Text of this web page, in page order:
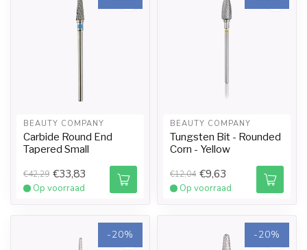
BEAUTY COMPANY
Carbide Round End
Tapered Small
€42,29 €33,83
Op voorraad
BEAUTY COMPANY
Tungsten Bit - Rounded
Corn - Yellow
€12,04 €9,63
Op voorraad
-20% -20%